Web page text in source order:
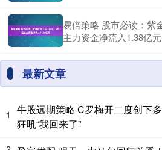
易倍策略 股市必读：紫
主力资金净流入1.38亿元
最新文章
1
牛股远期策略 C罗梅开二度创下
狂吼“我回来了”